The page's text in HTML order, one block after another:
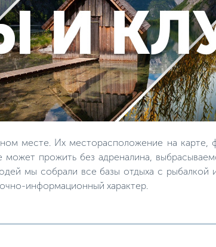
месте. Их месторасположение на карте,
прожить без адреналина,
мы собрали все базы отдыха с
информационный характер.